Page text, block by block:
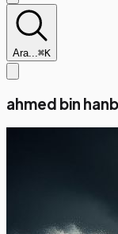
Ara...⌘K
ahmed bin